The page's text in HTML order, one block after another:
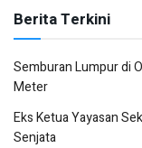
Berita Terkini
Semburan Lumpur di
Meter
Eks Ketua Yayasan
Senjata